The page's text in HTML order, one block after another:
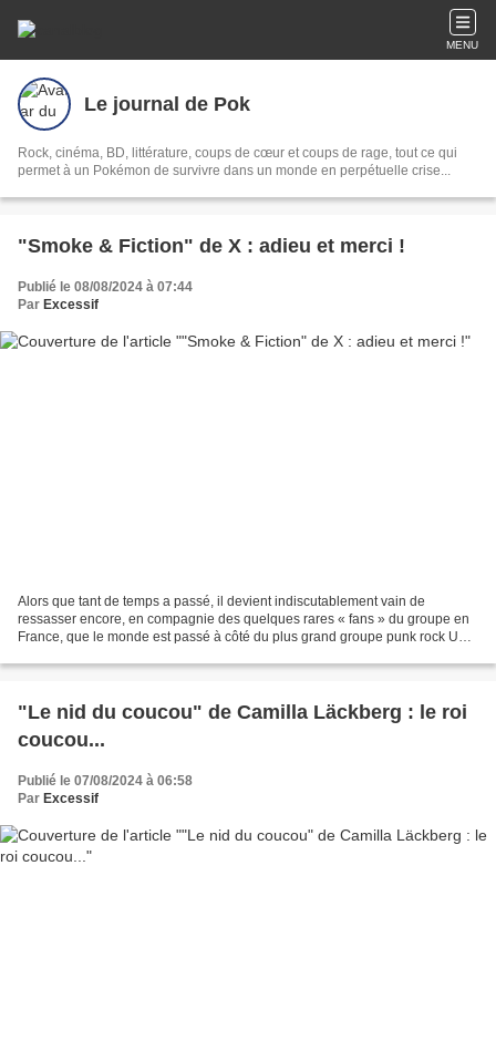
MENU
Le journal de Pok
Rock, cinéma, BD, littérature, coups de cœur et coups de rage, tout ce qui
permet à un Pokémon de survivre dans un monde en perpétuelle crise...
"Smoke & Fiction" de X : adieu et merci !
Publié le 08/08/2024 à 07:44
Par Excessif
Alors que tant de temps a passé, il devient indiscutablement vain de
ressasser encore, en compagnie des quelques rares « fans » du groupe en
France, que le monde est passé à côté du plus grand groupe punk rock US,
"Le nid du coucou" de Camilla Läckberg : le roi
coucou...
Publié le 07/08/2024 à 06:58
Par Excessif